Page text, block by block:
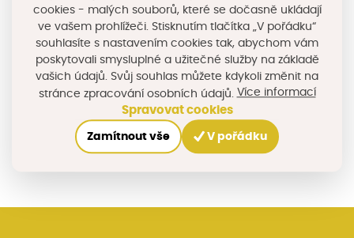
SMS ČR.pdf
Stáhnout
Sdílejte na sociálních sítích
cookies - malých souborů, které se dočasně ukládají
ve vašem prohlížeči. Stisknutím tlačítka „V pořádku“
souhlasíte s nastavením cookies tak, abychom vám
poskytovali smysluplné a užitečné služby na základě
vašich údajů. Svůj souhlas můžete kdykoli změnit na
stránce zpracování osobních údajů. Více informací
Spravovat cookies
Zamítnout vše V pořádku